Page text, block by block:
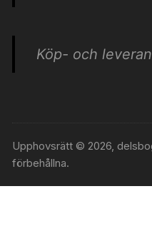
Köp- och
Upphovsrätt © 2026,
förbehållna.